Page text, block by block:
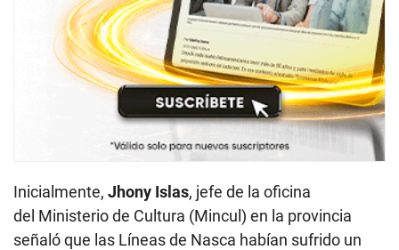
Inicialmente, Jhony Islas, jefe de la oficina
del Ministerio de Cultura (Mincul) en la provincia
señaló que las Líneas de Nasca habían sufrido un